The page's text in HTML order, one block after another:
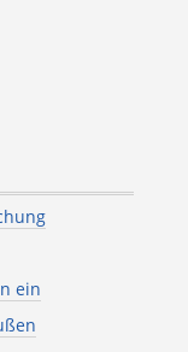
ein